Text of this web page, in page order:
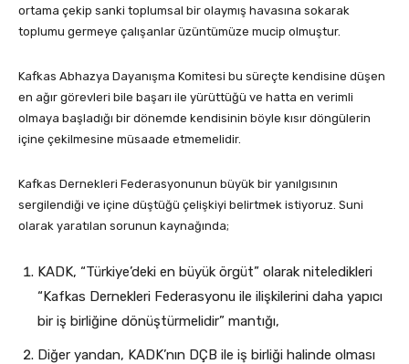
ortama çekip sanki toplumsal bir olaymış havasına sokarak
toplumu germeye çalışanlar üzüntümüze mucip olmuştur.
Kafkas Abhazya Dayanışma Komitesi bu süreçte kendisine düşen
en ağır görevleri bile başarı ile yürüttüğü ve hatta en verimli
olmaya başladığı bir dönemde kendisinin böyle kısır döngülerin
içine çekilmesine müsaade etmemelidir.
Kafkas Dernekleri Federasyonunun büyük bir yanılgısının
sergilendiği ve içine düştüğü çelişkiyi belirtmek istiyoruz. Suni
olarak yaratılan sorunun kaynağında;
KADK, “Türkiye’deki en büyük örgüt” olarak niteledikleri
“Kafkas Dernekleri Federasyonu ile ilişkilerini daha yapıcı
bir iş birliğine dönüştürmelidir” mantığı,
Diğer yandan, KADK’nın DÇB ile iş birliği halinde olması